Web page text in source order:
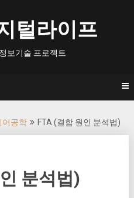
털라이프
보기술 프로젝트
어공학 FTA (결함 원인 분석법)
분석법)